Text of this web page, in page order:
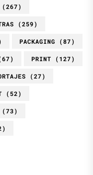
(267)
(259)
PACKAGING (87)
PRINT (127)
(27)
(52)
(73)